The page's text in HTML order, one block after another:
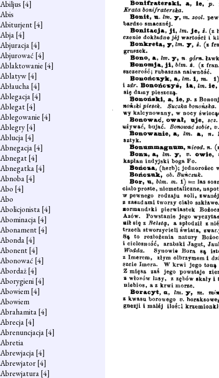
Abiljus [4]
Abis
Abiturjent[4]
Abja[4]
Abjuracja[4]
Abjurować [4]
Ablaktowanie [4]
Ablatyw[4]
Abłaucha[4]
Ablegacja[4]
Ablegat[4]
Ablegowanie [4]
Ablegry[4]
Ablucja[4]
Abnegacja[4]
Abnegat[4]
Abnegatka[4]
Abnoba[4]
Abo [4]
Abo
Abolicjonista[4]
Abominacja[4]
Abonament[4]
Abonda[4]
Abonent[4]
Abonować [4]
Abordaż[4]
Aborygieni[4]
Abowiem[4]
Abowiem
Abrahamita[4]
Abrecja[4]
Abrenuncjacja[4]
Abretia
Abrewjacja[4]
Abrewjator[4]
Abrewjatura[4]